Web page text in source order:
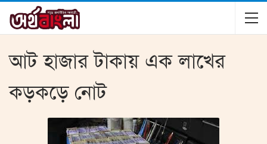
আট হাজার টাকায় এক লাখের
কড়কড়ে নোট